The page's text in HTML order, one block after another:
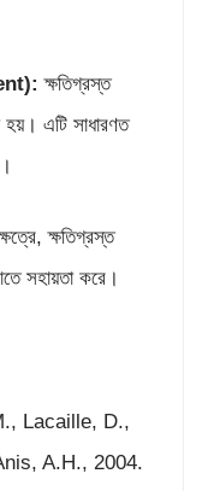
ক্ষতিগ্রস্ত
হয়। এটি সাধারণত
ক্ষতিগ্রস্ত
সহায়তা করে।
Lacaille, D.,
A.H., 2004.